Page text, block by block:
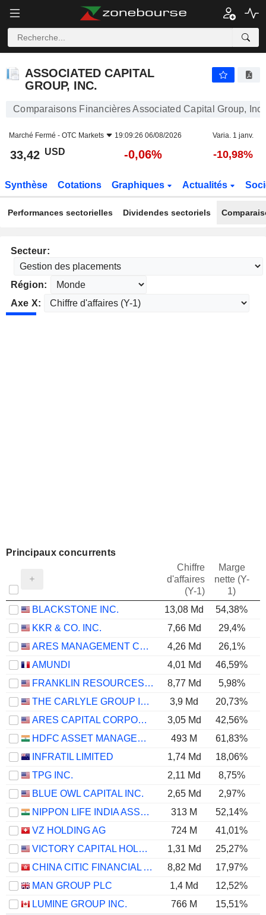
ASSOCIATED CAPITAL
GROUP, INC.
Comparaisons Financières Associated Capital Group, Inc.
Marché Fermé - OTC Markets 19:09:26 06/08/2026 Varia. 1 janv.
33,42 USD -0,06% -10,98%
Synthèse Cotations Graphiques Actualités
Performances sectorielles Dividendes sectoriels
Secteur:
Région:
Axe X:
Principaux concurrents
Chiffre
d'affaires
(Y-1)
Marge
nette (Y-
1)
BLACKSTONE INC. 13,08 Md 54,38%
KKR & CO. INC.
7,66 Md 29,4%
ARES MANAGEMENT CORPORATION
4,26 Md 26,1%
AMUNDI
4,01 Md 46,59%
FRANKLIN RESOURCES, INC.
8,77 Md 5,98%
THE CARLYLE GROUP INC.
3,9 Md 20,73%
ARES CAPITAL CORPORATION
3,05 Md
42,56%
HDFC ASSET MANAGEMENT COMPANY LIMITED
493 M 61,83%
INFRATIL LIMITED
1,74 Md 18,06%
TPG INC.
2,11 Md 8,75%
BLUE OWL CAPITAL INC.
2,65 Md 2,97%
NIPPON LIFE INDIA ASSET MANAGEMENT LIMITED
313 M 52,14%
VZ HOLDING AG
724 M 41,01%
VICTORY CAPITAL HOLDINGS, INC.
1,31 Md 25,27%
CHINA CITIC FINANCIAL ASSET MANAGEMENT CO., LTD.
8,82 Md 17,97%
MAN GROUP PLC
1,4 Md 12,52%
LUMINE GROUP INC.
766 M 15,51%